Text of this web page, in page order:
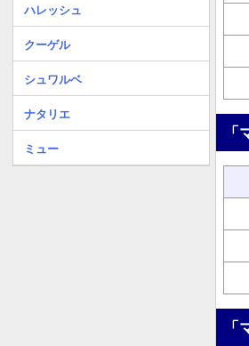
ハレッシュ
クーゲル
シュワルベ
ナタリエ
ミュー